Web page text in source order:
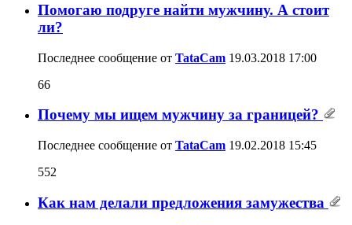
Помогаю подруге найти мужчину. А стоит
ли?
Последнее сообщение от TataCam 19.03.2018 17:00
66
Почему мы ищем мужчину за границей?
Последнее сообщение от TataCam 19.02.2018 15:45
552
Как нам делали предложения замужества